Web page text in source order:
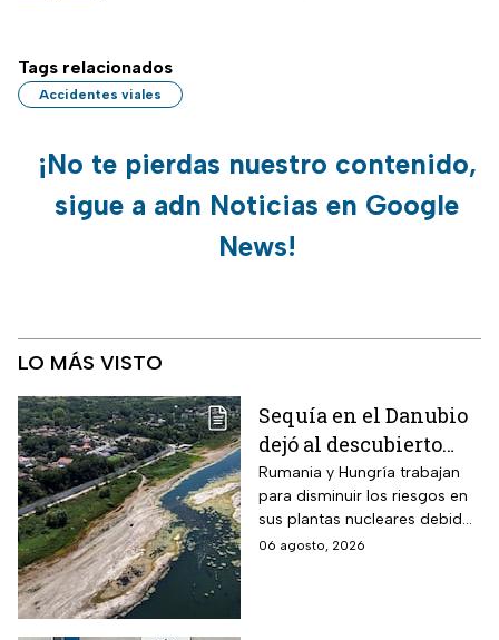
Tags relacionados
Accidentes viales
¡No te pierdas nuestro contenido,
sigue a adn Noticias en Google
News!
LO MÁS VISTO
Sequía en el Danubio
dejó al descubierto
buques de la Segunda
Guerra Mundial
Rumania y Hungría trabajan
para disminuir los riesgos en
sus plantas nucleares debido
a los mínimos históricos
06 agosto, 2026